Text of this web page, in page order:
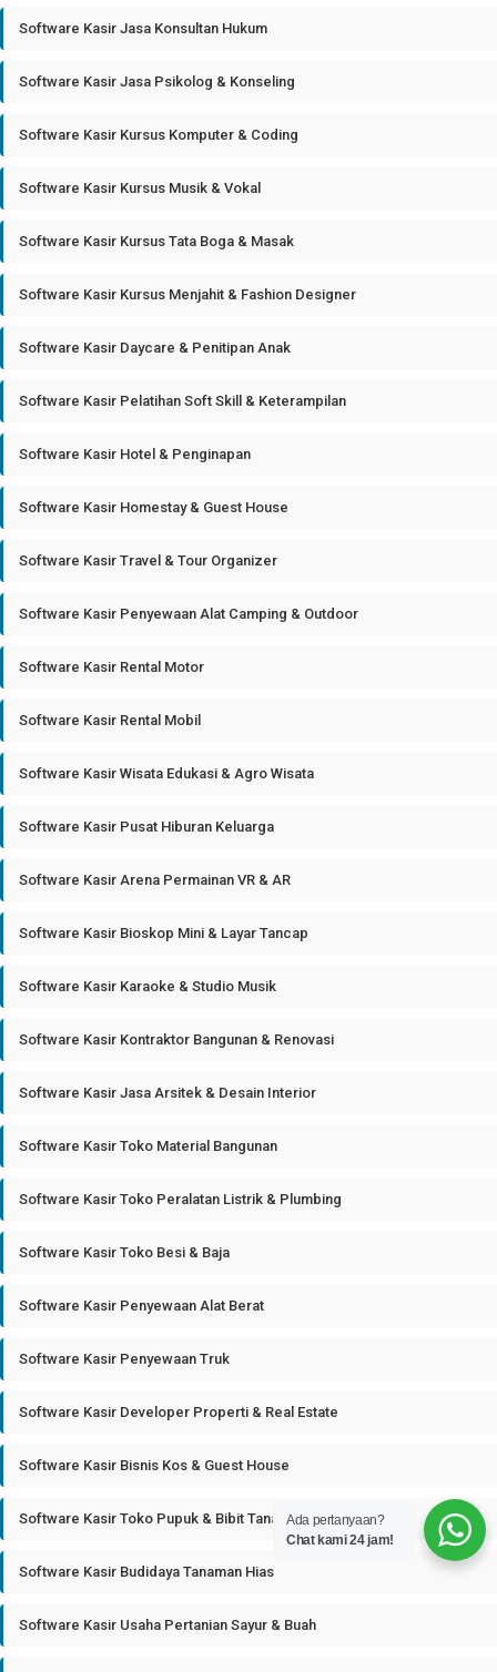
Software Kasir Jasa Konsultan Hukum
Software Kasir Jasa Psikolog & Konseling
Software Kasir Kursus Komputer & Coding
Software Kasir Kursus Musik & Vokal
Software Kasir Kursus Tata Boga & Masak
Software Kasir Kursus Menjahit & Fashion Designer
Software Kasir Daycare & Penitipan Anak
Software Kasir Pelatihan Soft Skill & Keterampilan
Software Kasir Hotel & Penginapan
Software Kasir Homestay & Guest House
Software Kasir Travel & Tour Organizer
Software Kasir Penyewaan Alat Camping & Outdoor
Software Kasir Rental Motor
Software Kasir Rental Mobil
Software Kasir Wisata Edukasi & Agro Wisata
Software Kasir Pusat Hiburan Keluarga
Software Kasir Arena Permainan VR & AR
Software Kasir Bioskop Mini & Layar Tancap
Software Kasir Karaoke & Studio Musik
Software Kasir Kontraktor Bangunan & Renovasi
Software Kasir Jasa Arsitek & Desain Interior
Software Kasir Toko Material Bangunan
Software Kasir Toko Peralatan Listrik & Plumbing
Software Kasir Toko Besi & Baja
Software Kasir Penyewaan Alat Berat
Software Kasir Penyewaan Truk
Software Kasir Developer Properti & Real Estate
Software Kasir Bisnis Kos & Guest House
Software Kasir Toko Pupuk & Bibit Tanaman
Software Kasir Budidaya Tanaman Hias
Software Kasir Usaha Pertanian Sayur & Buah
Ada pertanyaan?
Chat kami 24 jam!